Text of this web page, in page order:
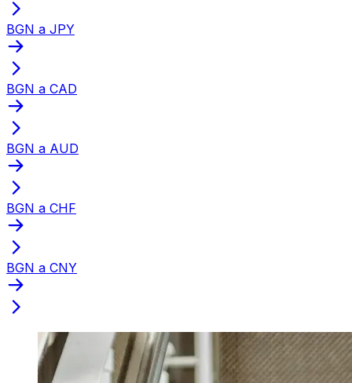
BGN a JPY
BGN a CAD
BGN a AUD
BGN a CHF
BGN a CNY